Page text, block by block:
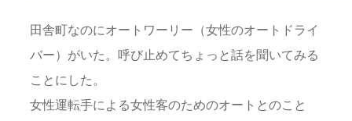
田舎町なのにオートワーリー（女性のオートドライ
バー）がいた。呼び止めてちょっと話を聞いてみる
ことにした。
女性運転手による女性客のためのオートとのこと